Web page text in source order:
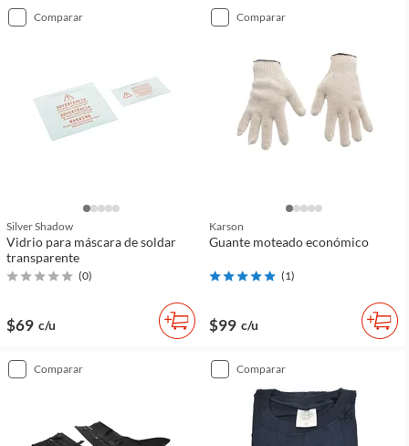
comparar
Silver Shadow
Vidrio para máscara de soldar
transparente
(0)
$69 c/u
comparar
Karson
Guante moteado económico
(1)
$99 c/u
comparar comparar